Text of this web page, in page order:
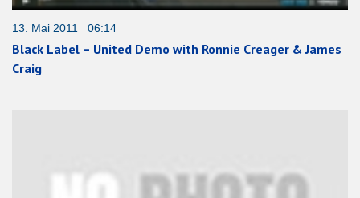
13. Mai 2011 06:14
Black Label – United Demo with Ronnie Creager & James
Craig